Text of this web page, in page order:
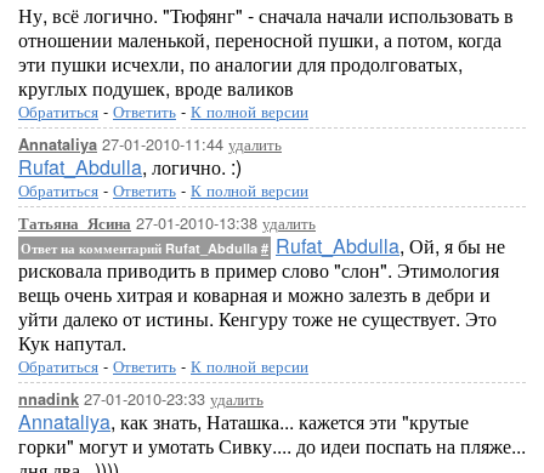
Ну, всё логично. "Тюфянг" - сначала начали использовать в
отношении маленькой, переносной пушки, а потом, когда
эти пушки исчехли, по аналогии для продолговатых,
круглых подушек, вроде валиков
Обратиться - Ответить - К полной версии
Annataliya 27-01-2010-11:44 удалить
Rufat_Abdulla, логично. :)
Обратиться - Ответить - К полной версии
Татьяна_Ясина 27-01-2010-13:38 удалить
Ответ на комментарий Rufat_Abdulla # Rufat_Abdulla, Ой, я бы не
рисковала приводить в пример слово "слон". Этимология
вещь очень хитрая и коварная и можно залезть в дебри и
уйти далеко от истины. Кенгуру тоже не существует. Это
Кук напутал.
Обратиться - Ответить - К полной версии
nnadink 27-01-2010-23:33 удалить
Annataliya, как знать, Наташка... кажется эти "крутые
горки" могут и умотать Сивку.... до идеи поспать на пляже...